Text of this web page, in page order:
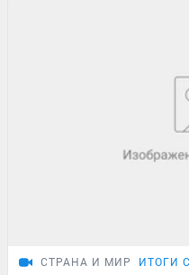
СТРАНА И МИР ИТОГИ